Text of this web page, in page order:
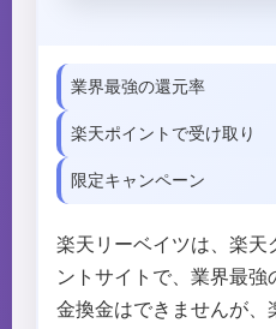
業界最強の還元率
楽天ポイントで受け取り
限定キャンペーン
楽天リーベイツは、楽天
ントサイトで、業界最強
金換金はできませんが、